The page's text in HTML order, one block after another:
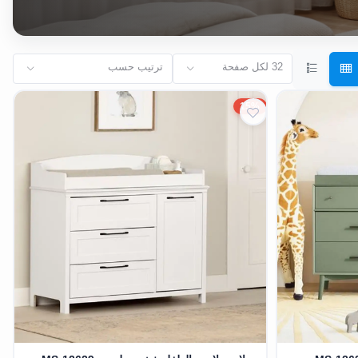
32 لكل صفحة ترتيب حسب
15%